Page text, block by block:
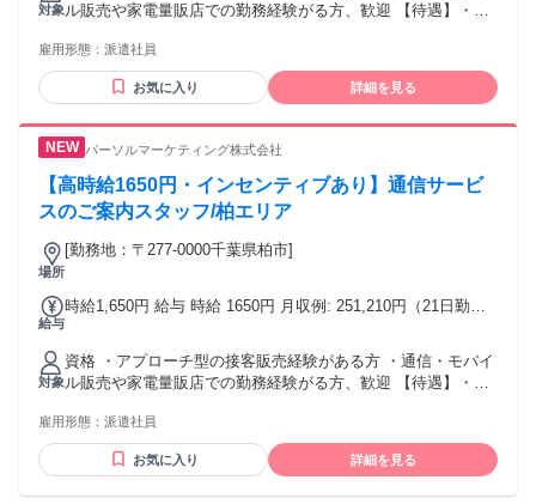
対象ル販売や家電量販店での勤務経験がる方、歓迎 【待遇】・交
暇あり・日払い（規定あり）・研修あり
雇用形態： 派遣社員
お気に入り 詳細を見る
パーソルマーケティング株式会社
【高時給1650円・インセンティブあり】通信サービ
スのご案内スタッフ/柏エリア
場所
[勤務地：〒277-0000千葉県柏市]
給与
時給1,650円 給与 時給 1650円 月収例: 251,210円（21日勤務
費:全額支給（規定有）
対象
資格 ・アプローチ型の接客販売経験がある方 ・通信・モバイ
ル販売や家電量販店での勤務経験がる方、歓迎 【待遇】・交
暇あり・日払い（規定あり）・研修あり
雇用形態： 派遣社員
お気に入り 詳細を見る